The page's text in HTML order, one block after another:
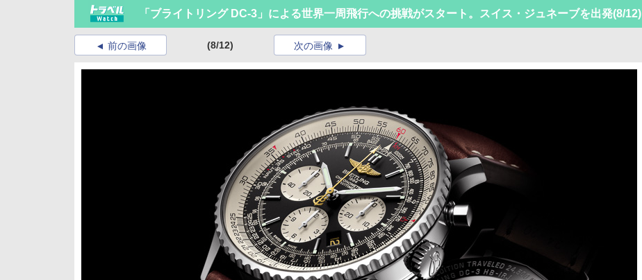
「ブライトリング DC-3」による世界一周飛行への挑戦がスタート。スイス・ジュネーブを出発(8/12)
前の画像 (8/12) 次の画像